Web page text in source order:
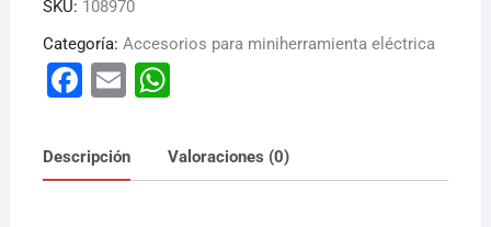
SKU: 108970
Categoría: Accesorios para miniherramienta eléctrica
F
c
e
E
ai
l
W
at
s
Descripción Valoraciones (0)